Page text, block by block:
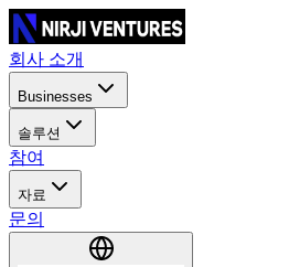
회사 소개
Businesses
솔루션
참여
자료
문의